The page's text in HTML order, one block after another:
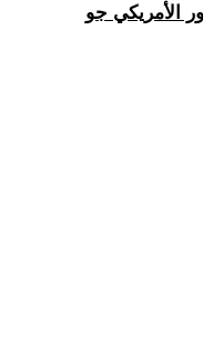
الأمريكي جو